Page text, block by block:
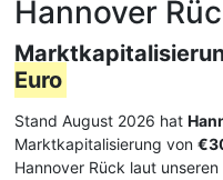
Hannover
Euro
Stand August 2026 hat
Marktkapitalisierung von
Hannover Rück laut